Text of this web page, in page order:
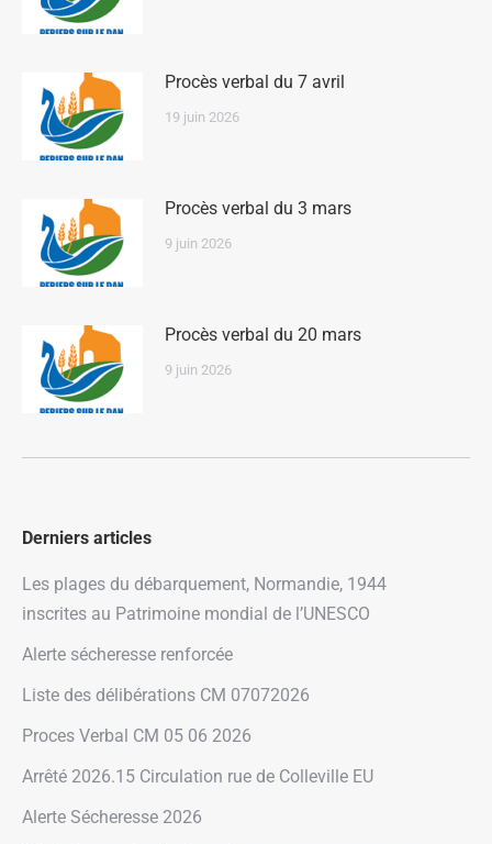
Procès verbal du 7 avril
19 juin 2026
Procès verbal du 3 mars
9 juin 2026
Procès verbal du 20 mars
9 juin 2026
Derniers articles
Les plages du débarquement, Normandie, 1944
inscrites au Patrimoine mondial de l’UNESCO
Alerte sécheresse renforcée
Liste des délibérations CM 07072026
Proces Verbal CM 05 06 2026
Arrêté 2026.15 Circulation rue de Colleville EU
Alerte Sécheresse 2026